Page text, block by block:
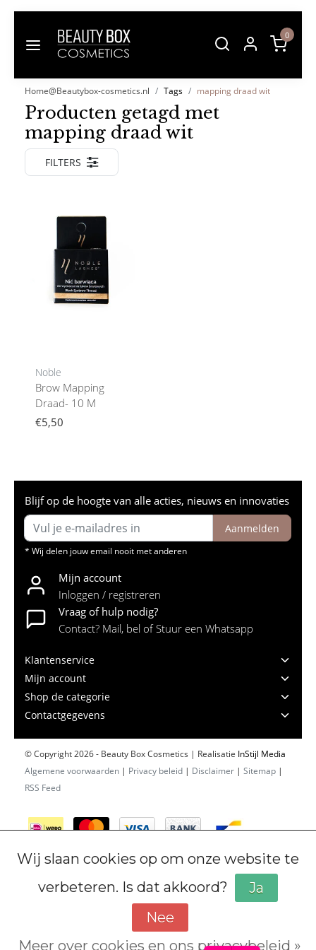
0
Home@Beautybox-cosmetics.nl Tags mapping draad wit
Producten getagd met
mapping draad wit
FILTERS
Noble
Brow Mapping
Draad- 10 M
€5,50
Blijf op de hoogte van alle acties, nieuws en innovaties
Aanmelden
* Wij delen jouw email nooit met anderen
Mijn account
Inloggen / registreren
Vraag of hulp nodig?
Contact? Mail, bel of Stuur een Whatsapp
Klantenservice
Mijn account
Shop de categorie
Contactgegevens
© Copyright 2026 - Beauty Box Cosmetics | Realisatie InStijl Media
Algemene voorwaarden | Privacy beleid | Disclaimer | Sitemap |
RSS Feed
Wij slaan cookies op om onze website te
verbeteren. Is dat akkoord?
Ja
Nee
Meer over cookies en ons privacybeleid »